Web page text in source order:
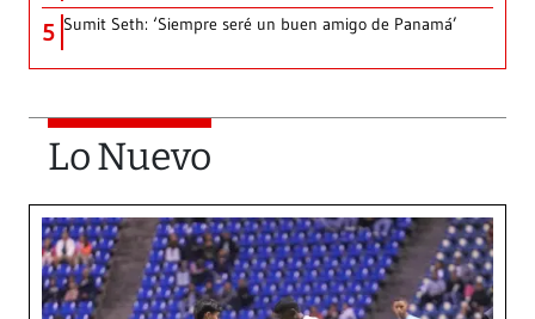
5 Sumit Seth: ‘Siempre seré un buen amigo de Panamá’
Lo Nuevo